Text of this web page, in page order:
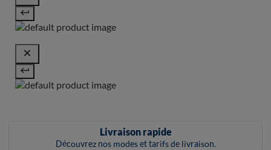
Livraison rapide
Découvrez nos modes et tarifs de livraison.